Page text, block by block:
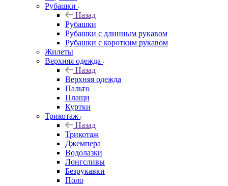
Рубашки
Назад
Рубашки
Рубашки с длинным рукавом
Рубашки с коротким рукавом
Жилеты
Верхняя одежда
Назад
Верхняя одежда
Пальто
Плащи
Куртки
Трикотаж
Назад
Трикотаж
Джемпера
Водолазки
Лонгсливы
Безрукавки
Поло